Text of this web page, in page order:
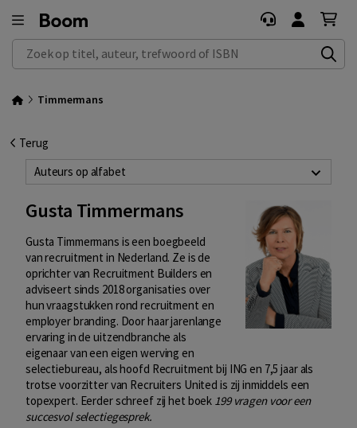
Zoek op titel, auteur, trefwoord of ISBN
Timmermans
Terug
Auteurs op alfabet
Gusta Timmermans
Gusta Timmermans is een boegbeeld
van recruitment in Nederland. Ze is de
oprichter van Recruitment Builders en
adviseert sinds 2018 organisaties over
hun vraagstukken rond recruitment en
employer branding. Door haar jarenlange
ervaring in de uitzendbranche als
eigenaar van een eigen werving en
selectiebureau, als hoofd Recruitment bij ING en 7,5 jaar als
trotse voorzitter van Recruiters United is zij inmiddels een
topexpert. Eerder schreef zij het boek 199 vragen voor een
succesvol selectiegesprek.